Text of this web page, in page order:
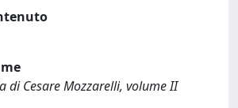
di Cesare Mozzarelli, volume II